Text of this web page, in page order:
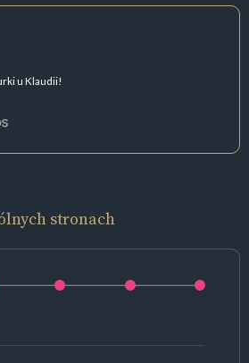
u Klaudii!
stronach